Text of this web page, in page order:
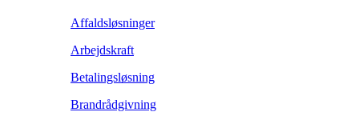
Affaldsløsninger
Arbejdskraft
Betalingsløsning
Brandrådgivning